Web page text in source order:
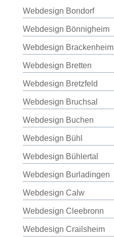
Webdesign Bondorf
Webdesign Bönnigheim
Webdesign Brackenheim
Webdesign Bretten
Webdesign Bretzfeld
Webdesign Bruchsal
Webdesign Buchen
Webdesign Bühl
Webdesign Bühlertal
Webdesign Burladingen
Webdesign Calw
Webdesign Cleebronn
Webdesign Crailsheim